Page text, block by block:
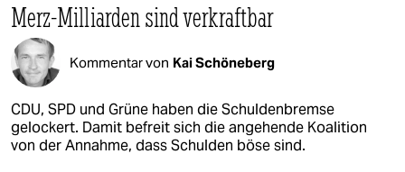
Merz-Milliarden sind verkraftbar
Kommentar von Kai Schöneberg
CDU, SPD und Grüne haben die Schuldenbremse
gelockert. Damit befreit sich die angehende Koalition
von der Annahme, dass Schulden böse sind.